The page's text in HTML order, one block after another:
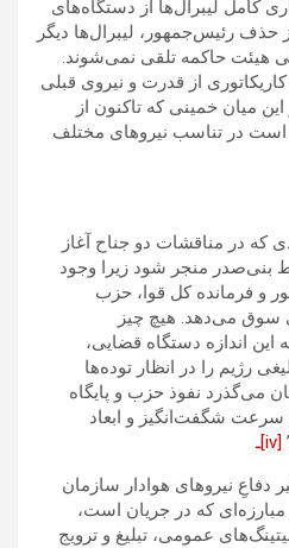
کامل لیبرال‌ها از دستگاه‌های
حذف رئیس‌جمهور، لیبرال‌ها دیگر
هیئت حاکمه تلقی نمی‌شوند.
از قدرت و نیروی قبلی
میان خمینی که تاکنون از
است در تناسب نیروهای مختلف
که در مناقشات دو جناح آغاز
منجر شود زیرا وجود
و فرمانده کل قوا، حزب
سوق می‌دهد. هیچ چیز
اندازه دستگاه قضایی،
رژیم را در انظار توده‌ها
می‌گذرد نفوذ حزب و پایگاه
سرعت شگفت‌انگیز و ابعاد
[iv]ـ
دفاعِ نیروهای هوادار سازمان
مبارزه‌ای که در جریان است،
عمومی، تبلیغ و ترویج